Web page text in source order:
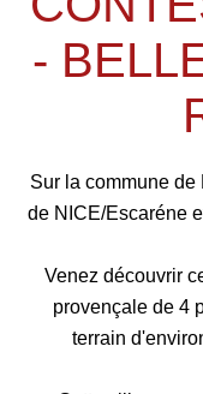
-
Sur la commune de
de NICE/Escaréne
Venez découvrir
provençale de 4
terrain